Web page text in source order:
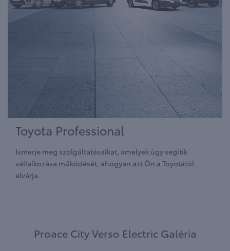
Toyota Professional
Ismerje meg szolgáltatásaikat, amelyek úgy segítik
vállalkozása működését, ahogyan azt Ön a Toyotától
elvárja.
Proace City Verso Electric Galéria